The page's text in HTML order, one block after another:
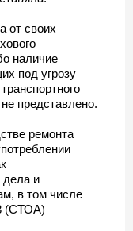
от своих
наличие
под угрозу
представлено.
ремонта
дела и
в том числе
(СТОА)